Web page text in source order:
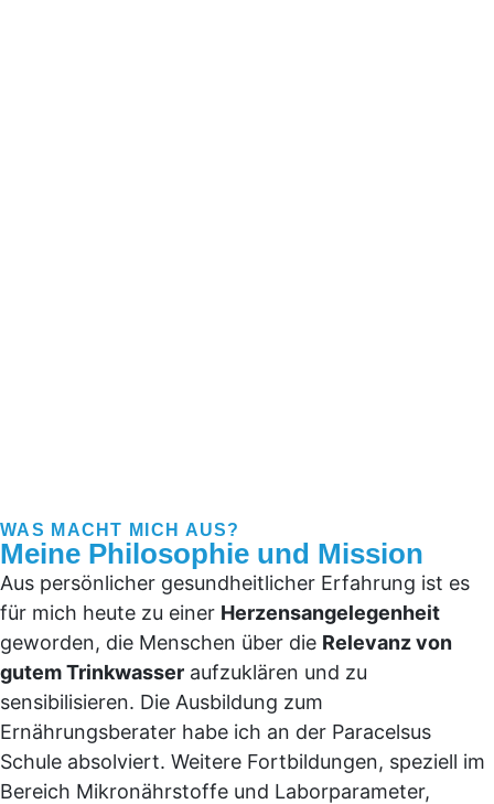
WAS MACHT MICH AUS?
Meine Philosophie und Mission
Aus persönlicher gesundheitlicher Erfahrung ist es
für mich heute zu einer Herzensangelegenheit
geworden, die Menschen über die Relevanz von
gutem Trinkwasser aufzuklären und zu
sensibilisieren. Die Ausbildung zum
Ernährungsberater habe ich an der Paracelsus
Schule absolviert. Weitere Fortbildungen, speziell im
Bereich Mikronährstoffe und Laborparameter,